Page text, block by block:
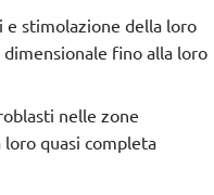
estimolazione della loro
dimensionale fino alla loro
nelle zone
quasi completa